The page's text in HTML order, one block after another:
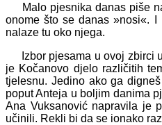
Malo pjesnika danas piše
onome što se danas »nosi«.
nalaze tu oko njega.
Izbor pjesama u ovoj zbirci
je Kočanovo djelo različitih
tjelesnu. Jedino ako ga
poput Anteja u boljim danima
Ana Vuksanović napravila je
učinili. Rekli bi da se ionako